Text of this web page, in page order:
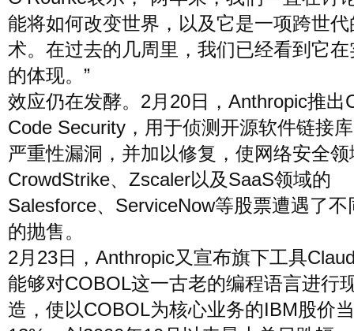
能将如何改变世界，以及它是一项跨世代
术。在过去的几周里，我们已经看到它
的体现。”
效应仍在发酵。2月20日，Anthropic推出
Code Security，用于侦测开源软件链接
严重性漏洞，并加以修复，使网络安全领
CrowdStrike、Zscaler以及SaaS领域的
Salesforce、ServiceNow等股票遭遇了不
的抛售。
2月23日，Anthropic又宣布旗下工具
能够对COBOL这一古老的编程语言进行
造，使以COBOL为核心业务的IBM股价